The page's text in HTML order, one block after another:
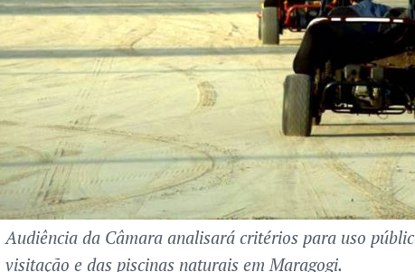
Audiência da Câmara analisará critérios para uso
visitação e das piscinas naturais em Maragogi.